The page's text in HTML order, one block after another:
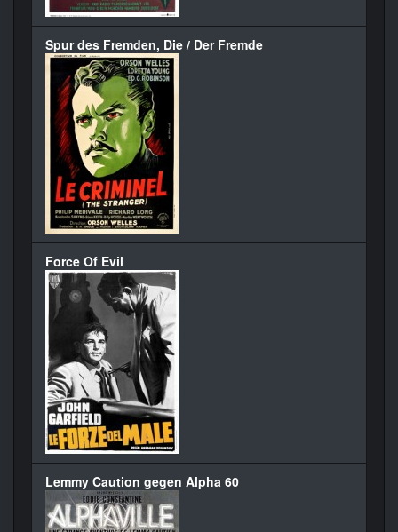
Spur des Fremden, Die / Der Fremde
Force Of Evil
Lemmy Caution gegen Alpha 60